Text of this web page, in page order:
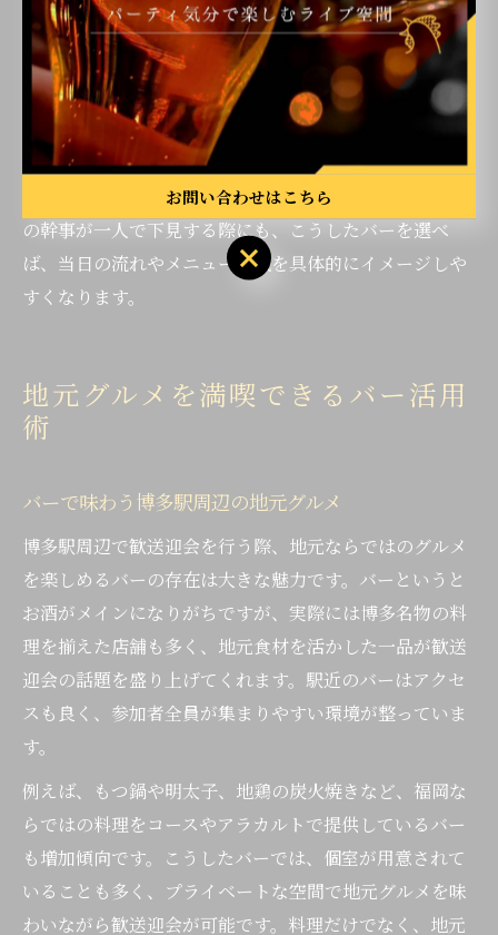
スタッフの対応が丁寧であること、コース以外にもアラ
カルトや地元グルメが充実していることなどが挙げられ
ます。口コミや利用者の声も参考にして、実際の雰囲気
や使い勝手を確認しましょう。
初めての利用時は、事前に電話やネット予約を活用し、
席の希望や利用目的を伝えておくと安心です。歓送迎会
の幹事が一人で下見する際にも、こうしたバーを選べ
ば、当日の流れやメニュー構成を具体的にイメージしや
すくなります。
地元グルメを満喫できるバー活用
術
バーで味わう博多駅周辺の地元グルメ
博多駅周辺で歓送迎会を行う際、地元ならではのグルメ
を楽しめるバーの存在は大きな魅力です。バーというと
お酒がメインになりがちですが、実際には博多名物の料
理を揃えた店舗も多く、地元食材を活かした一品が歓送
迎会の話題を盛り上げてくれます。駅近のバーはアクセ
スも良く、参加者全員が集まりやすい環境が整っていま
す。
例えば、もつ鍋や明太子、地鶏の炭火焼きなど、福岡な
らではの料理をコースやアラカルトで提供しているバー
も増加傾向です。こうしたバーでは、個室が用意されて
いることも多く、プライベートな空間で地元グルメを味
わいながら歓送迎会が可能です。料理だけでなく、地元
お問い合わせはこちら